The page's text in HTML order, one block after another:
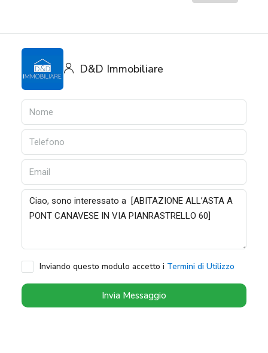
D&D Immobiliare
Inviando questo modulo accetto i Termini di Utilizzo
Invia Messaggio